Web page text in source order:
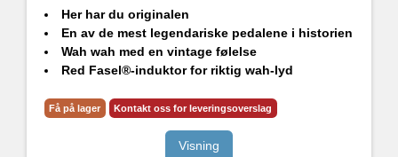
Her har du originalen
En av de mest legendariske pedalene i historien
Wah wah med en vintage følelse
Red Fasel®-induktor for riktig wah-lyd
Få på lager Kontakt oss for leveringsoverslag
Visning